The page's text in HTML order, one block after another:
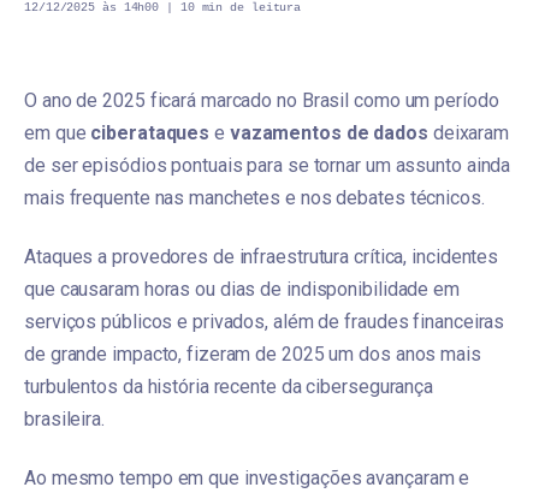
12/12/2025 às 14h00 | 10 min de leitura
O ano de 2025 ficará marcado no Brasil como um período
em que ciberataques e vazamentos de dados deixaram
de ser episódios pontuais para se tornar um assunto ainda
mais frequente nas manchetes e nos debates técnicos.
Ataques a provedores de infraestrutura crítica, incidentes
que causaram horas ou dias de indisponibilidade em
serviços públicos e privados, além de fraudes financeiras
de grande impacto, fizeram de 2025 um dos anos mais
turbulentos da história recente da cibersegurança
brasileira.
Ao mesmo tempo em que investigações avançaram e